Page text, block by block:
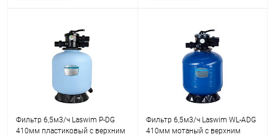
Фильтр 6,5м3/ч Laswim P-DG
410мм пластиковый с верхним
Фильтр 6,5м3/ч Laswim WL-ADG
410мм мотаный с верхним